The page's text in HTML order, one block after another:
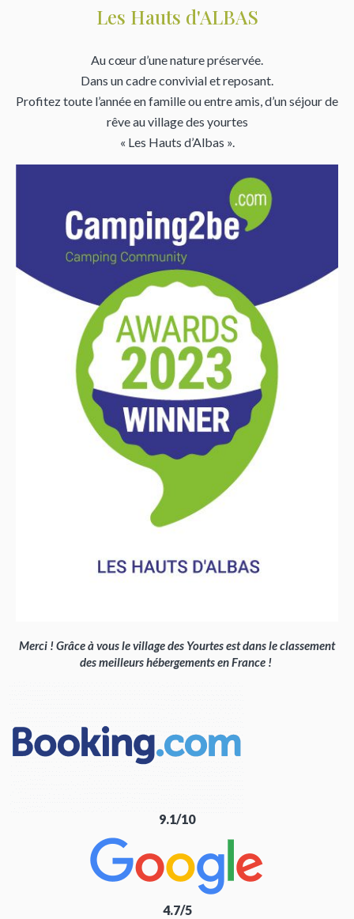
Les Hauts d'ALBAS
Au cœur d’une nature préservée.
Dans un cadre convivial et reposant.
Profitez toute l’année en famille ou entre amis, d’un séjour de
rêve au village des yourtes
« Les Hauts d’Albas ».
Merci ! Grâce à vous le village des Yourtes est dans le classement
des meilleurs hébergements en France !
9.1/10
4.7/5